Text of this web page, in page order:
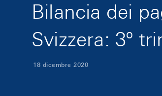
Bilancia dei
Svizzera: 3º
18 dicembre 2020